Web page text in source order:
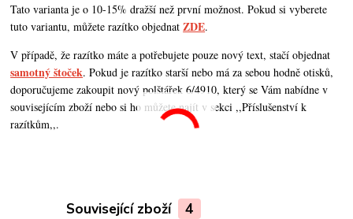
Tato varianta je o 10-15% dražší než první možnost. Pokud si vyberete
tuto variantu, můžete razítko objednatZDE.
V případě, že razítko máte a potřebujete pouze nový text, stačí objednat
samotný štoček. Pokud je razítko starší nebo má za sebou hodně otisků,
doporučujeme zakoupit nový polštářek 6/4910, který se Vám nabídne v
souvisejícím zboží nebo si ho můžete najít v sekci ,,Příslušenství k
razítkům,,.
Související zboží 4